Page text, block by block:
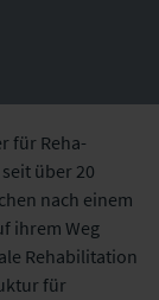
für Reha-
über 20
nach einem
ihrem Weg
Rehabilitation
für